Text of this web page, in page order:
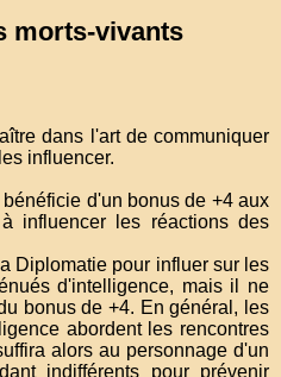
morts-vivants
dans l'art de communiquer
influencer.
d'un bonus de +4 aux
influencer les réactions des
Diplomatie pour influer sur les
d'intelligence, mais il ne
bonus de +4. En général, les
abordent les rencontres
alors au personnage d'un
indifférents pour prévenir